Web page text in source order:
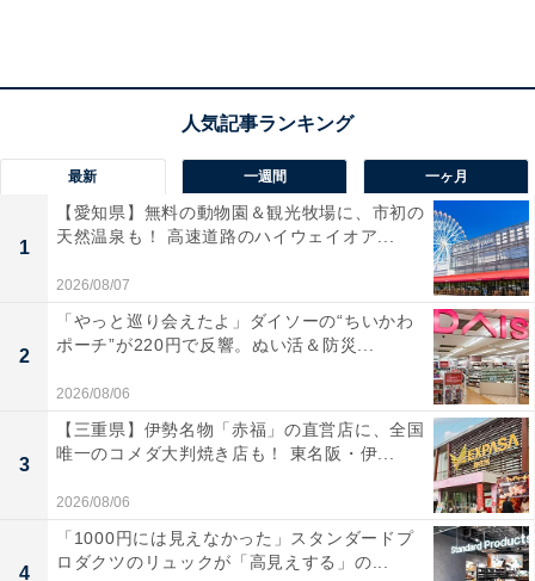
も入っています。隙間から見えるゴールドの包み紙が、
さらに高級感をアップさせますよね。
「チョコバー」の味は全部で3種類ありました。順番に
中身を見ていきましょう！
最新 一週間 一ヶ月
1
【愛知県】無料の動物園＆観光牧場に、市初の
天然温泉も！ 高速道路のハイウェイオア...
2026/08/07
2
「やっと巡り会えたよ」ダイソーの“ちいかわ
ポーチ”が220円で反響。ぬい活＆防災...
2026/08/06
3
【三重県】伊勢名物「赤福」の直営店に、全国
唯一のコメダ大判焼き店も！ 東名阪・伊...
2026/08/06
4
「1000円には見えなかった」スタンダードプ
ロダクツのリュックが「高見えする」の...